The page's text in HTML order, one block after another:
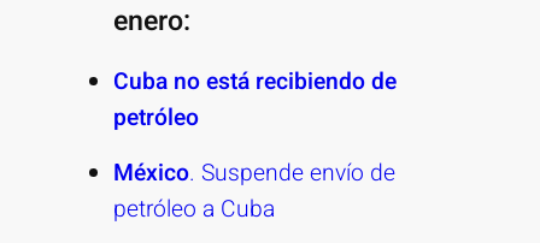
enero:
Cuba no está recibiendo de
petróleo
México. Suspende envío de
petróleo a Cuba